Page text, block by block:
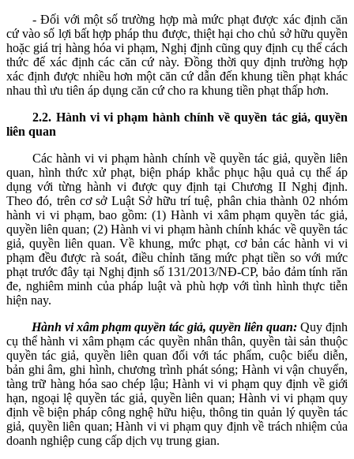
- Đối với một số trường hợp mà mức phạt được xác định căn
cứ vào số lợi bất hợp pháp thu được, thiệt hại cho chủ sở hữu quyền
hoặc giá trị hàng hóa vi phạm, Nghị định cũng quy định cụ thể cách
thức để xác định các căn cứ này. Đồng thời quy định trường hợp
xác định được nhiều hơn một căn cứ dẫn đến khung tiền phạt khác
nhau thì ưu tiên áp dụng căn cứ cho ra khung tiền phạt thấp hơn.
2.2. Hành vi vi phạm hành chính về quyền tác giả, quyền
liên quan
Các hành vi vi phạm hành chính về quyền tác giả, quyền liên
quan, hình thức xử phạt, biện pháp khắc phục hậu quả cụ thể áp
dụng với từng hành vi được quy định tại Chương II Nghị định.
Theo đó, trên cơ sở Luật Sở hữu trí tuệ, phân chia thành 02 nhóm
hành vi vi phạm, bao gồm: (1) Hành vi xâm phạm quyền tác giả,
quyền liên quan; (2) Hành vi vi phạm hành chính khác về quyền tác
giả, quyền liên quan. Về khung, mức phạt, cơ bản các hành vi vi
phạm đều được rà soát, điều chỉnh tăng mức phạt tiền so với mức
phạt trước đây tại Nghị định số 131/2013/NĐ-CP, bảo đảm tính răn
đe, nghiêm minh của pháp luật và phù hợp với tình hình thực tiễn
hiện nay.
Hành vi xâm phạm quyền tác giả, quyền liên quan: Quy định
cụ thể hành vi xâm phạm các quyền nhân thân, quyền tài sản thuộc
quyền tác giả, quyền liên quan đối với tác phẩm, cuộc biểu diễn,
bản ghi âm, ghi hình, chương trình phát sóng; Hành vi vận chuyển,
tàng trữ hàng hóa sao chép lậu; Hành vi vi phạm quy định về giới
hạn, ngoại lệ quyền tác giả, quyền liên quan; Hành vi vi phạm quy
định về biện pháp công nghệ hữu hiệu, thông tin quản lý quyền tác
giả, quyền liên quan; Hành vi vi phạm quy định về trách nhiệm của
doanh nghiệp cung cấp dịch vụ trung gian.